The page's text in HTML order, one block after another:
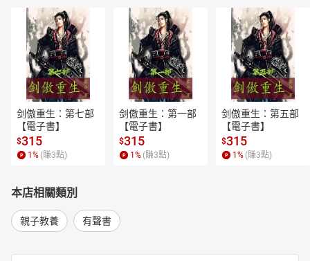
剑傲重生：第七部
【電子書】
$315
1 % (賺3點)
剑傲重生：第一部
【電子書】
$315
1 % (賺3點)
剑傲重生：第五部
【電子書】
$315
1 % (賺3點)
本店相關類別
親子教養 有聲書